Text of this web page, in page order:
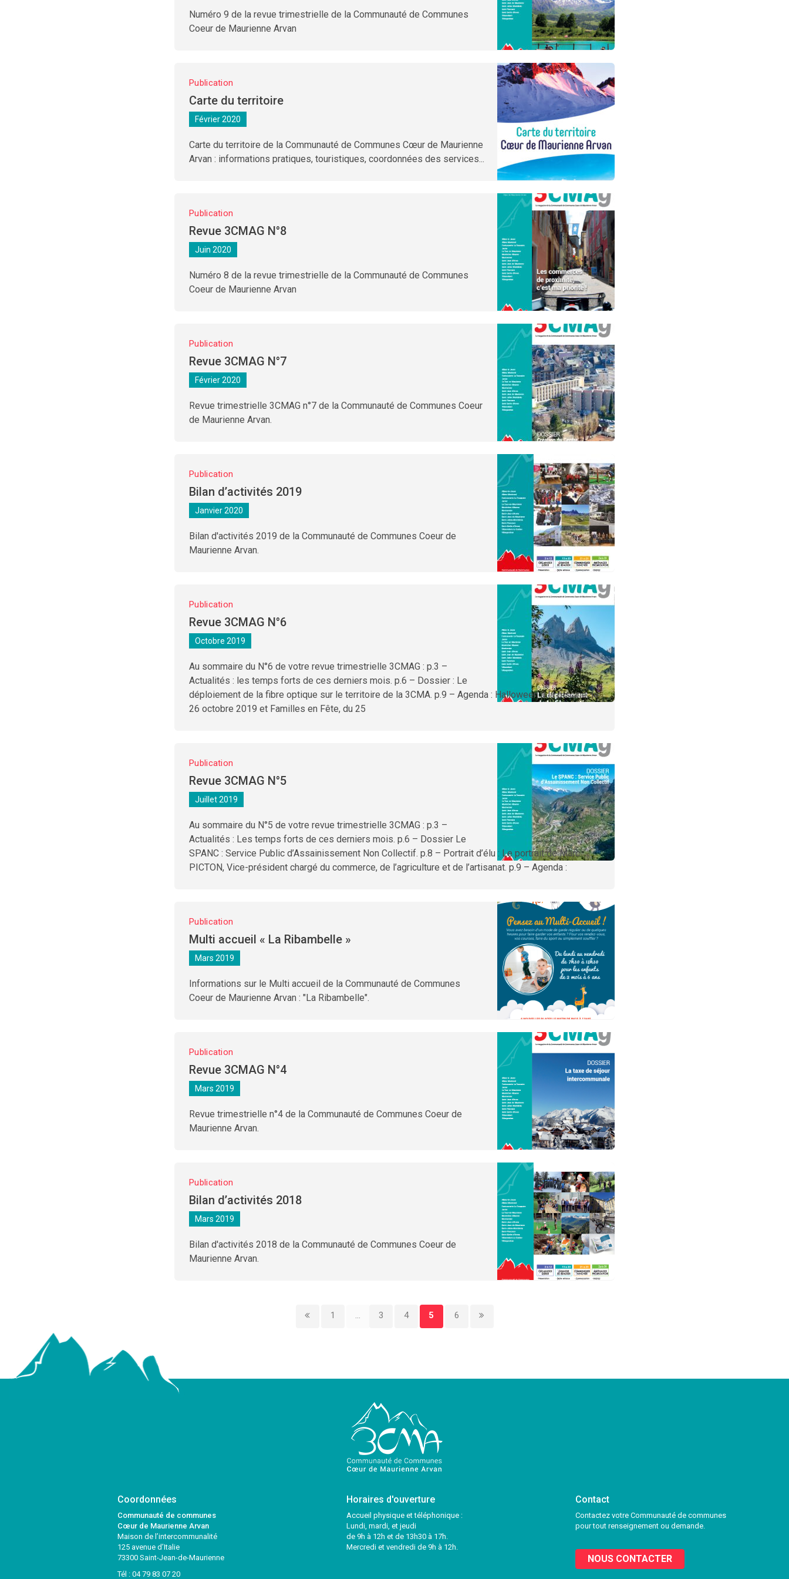
Numéro 9 de la revue trimestrielle de la Communauté de Communes
Coeur de Maurienne Arvan
Publication
Carte du territoire
Février 2020
Carte du territoire de la Communauté de Communes Cœur de Maurienne
Arvan : informations pratiques, touristiques, coordonnées des services...
Publication
Revue 3CMAG N°8
Juin 2020
Numéro 8 de la revue trimestrielle de la Communauté de Communes
Coeur de Maurienne Arvan
Publication
Revue 3CMAG N°7
Février 2020
Revue trimestrielle 3CMAG n°7 de la Communauté de Communes Coeur
de Maurienne Arvan.
Publication
Bilan d’activités 2019
Janvier 2020
Bilan d'activités 2019 de la Communauté de Communes Coeur de
Maurienne Arvan.
Publication
Revue 3CMAG N°6
Octobre 2019
Au sommaire du N°6 de votre revue trimestrielle 3CMAG : p.3 –
Actualités : les temps forts de ces derniers mois. p.6 – Dossier : Le
déploiement de la fibre optique sur le territoire de la 3CMA. p.9 – Agenda : Halloween à la piscine, le
26 octobre 2019 et Familles en Fête, du 25
Publication
Revue 3CMAG N°5
Juillet 2019
Au sommaire du N°5 de votre revue trimestrielle 3CMAG : p.3 –
Actualités : Les temps forts de ces derniers mois. p.6 – Dossier Le
SPANC : Service Public d’Assainissement Non Collectif. p.8 – Portrait d’élu : Le portrait de Marc
PICTON, Vice-président chargé du commerce, de l’agriculture et de l’artisanat. p.9 – Agenda :
Publication
Multi accueil « La Ribambelle »
Mars 2019
Informations sur le Multi accueil de la Communauté de Communes
Coeur de Maurienne Arvan : "La Ribambelle".
Publication
Revue 3CMAG N°4
Mars 2019
Revue trimestrielle n°4 de la Communauté de Communes Coeur de
Maurienne Arvan.
Publication
Bilan d’activités 2018
Mars 2019
Bilan d'activités 2018 de la Communauté de Communes Coeur de
Maurienne Arvan.
1 3 4 5 6
Coordonnées
Communauté de communes
Cœur de Maurienne Arvan
Maison de l’intercommunalité
125 avenue d’Italie
73300 Saint-Jean-de-Maurienne
Tél : 04 79 83 07 20
Horaires d'ouverture
Accueil physique et téléphonique :
Lundi, mardi, et jeudi
de 9h à 12h et de 13h30 à 17h.
Mercredi et vendredi de 9h à 12h.
Contact
Contactez votre Communauté de communes
pour tout renseignement ou demande.
NOUS CONTACTER